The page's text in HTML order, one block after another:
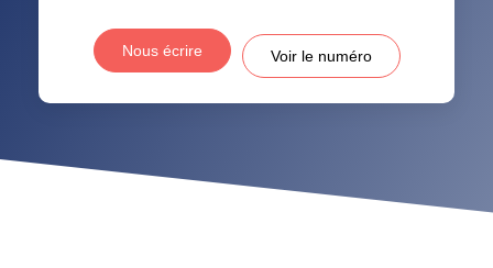
Nous écrire Voir le numéro